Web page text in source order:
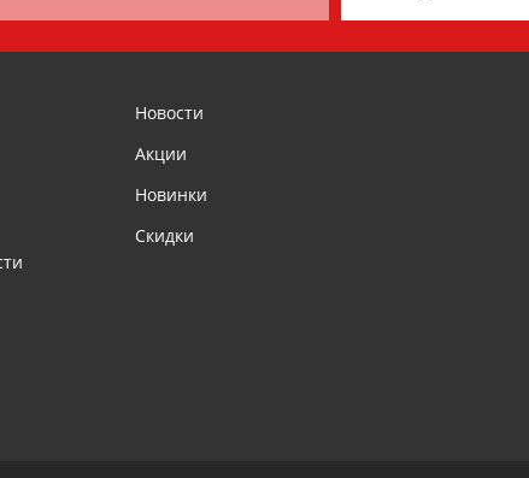
Новости
Акции
Новинки
Скидки